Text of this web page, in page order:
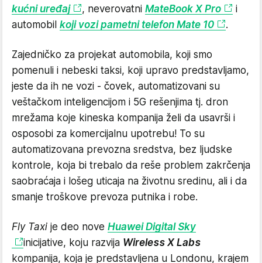
kućni uređaj
, neverovatni MateBook X Pro
i
automobil koji vozi pametni telefon Mate 10 .
Zajedničko za projekat automobila, koji smo
pomenuli i nebeski taksi, koji upravo predstavljamo,
jeste da ih ne vozi - čovek, automatizovani su
veštačkom inteligencijom i 5G rešenjima tj. dron
mrežama koje kineska kompanija želi da usavrši i
osposobi za komercijalnu upotrebu! To su
automatizovana prevozna sredstva, bez ljudske
kontrole, koja bi trebalo da reše problem zakrčenja
saobraćaja i lošeg uticaja na životnu sredinu, ali i da
smanje troškove prevoza putnika i robe.
Fly Taxi je deo nove Huawei Digital Sky
inicijative, koju razvija Wireless X Labs
kompanija, koja je predstavljena u Londonu, krajem